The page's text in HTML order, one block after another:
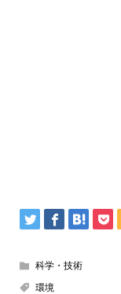
科学・技術
環境